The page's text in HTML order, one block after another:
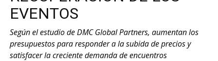
EVENTOS
Según el estudio de DMC Global Partners, aumentan los
presupuestos para responder a la subida de precios y
satisfacer la creciente demanda de encuentros